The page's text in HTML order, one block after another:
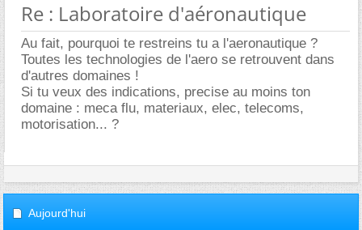
Re : Laboratoire d'aéronautique
Au fait, pourquoi te restreins tu a l'aeronautique ?
Toutes les technologies de l'aero se retrouvent dans
d'autres domaines !
Si tu veux des indications, precise au moins ton
domaine : meca flu, materiaux, elec, telecoms,
motorisation... ?
Aujourd'hui